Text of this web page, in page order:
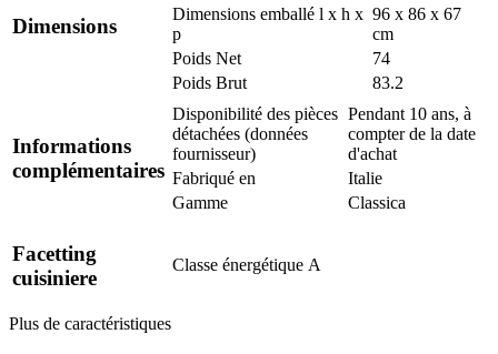
Dimensions
Dimensions emballé l x h x
p
96 x 86 x 67
cm
Poids Net
74
Poids Brut
83.2
Informations
complémentaires
Disponibilité des pièces
détachées (données
fournisseur)
Pendant 10 ans, à
compter de la date
d'achat
Fabriqué en
Italie
Gamme
Classica
Facetting
cuisiniere
Classe énergétique A
Plus de caractéristiques